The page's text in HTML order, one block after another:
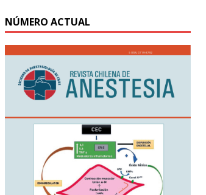
NÚMERO ACTUAL